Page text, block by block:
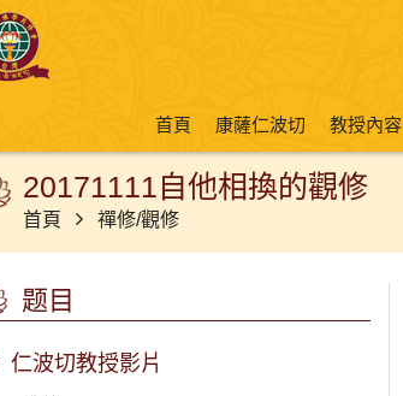
首頁 康薩仁波切 教授內容
20171111自他相換的觀修
首頁 禪修/觀修
题目
仁波切教授影片